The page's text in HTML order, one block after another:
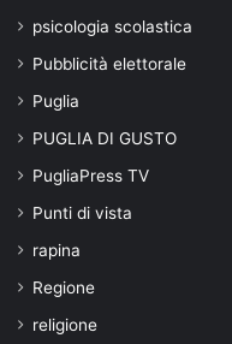
psicologia scolastica
Pubblicità elettorale
Puglia
PUGLIA DI GUSTO
PugliaPress TV
Punti di vista
rapina
Regione
religione